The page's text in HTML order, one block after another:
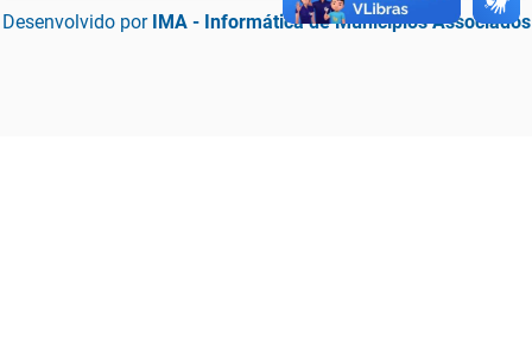
Desenvolvido por IMA - Informática de Municípios Associados